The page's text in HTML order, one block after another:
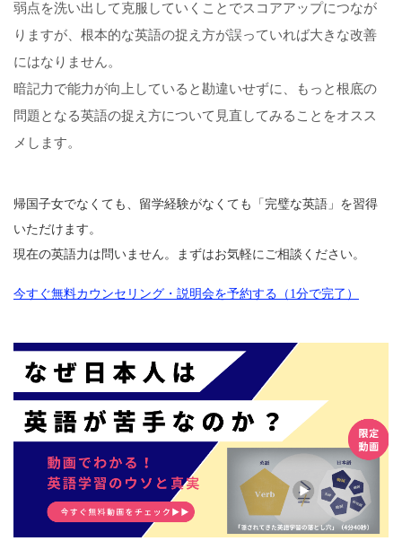
弱点を洗い出して克服していくことでスコアアップにつなが
りますが、根本的な英語の捉え方が誤っていれば大きな改善
にはなりません。
暗記力で能力が向上していると勘違いせずに、もっと根底の
問題となる英語の捉え方について見直してみることをオスス
メします。
帰国子女でなくても、留学経験がなくても「完璧な英語」を習得
いただけます。
現在の英語力は問いません。まずはお気軽にご相談ください。
今すぐ無料カウンセリング・説明会を予約する（1分で完了）